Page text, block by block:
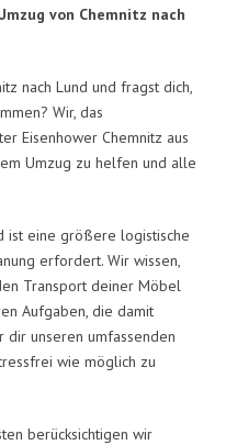
von Chemnitz nach
nach Lund und fragst dich,
Wir, das
Eisenhower Chemnitz aus
Umzug zu helfen und alle
ist eine größere logistische
erfordert. Wir wissen,
Transport deiner Möbel
Aufgaben, die damit
dir unseren umfassenden
wie möglich zu
berücksichtigen wir